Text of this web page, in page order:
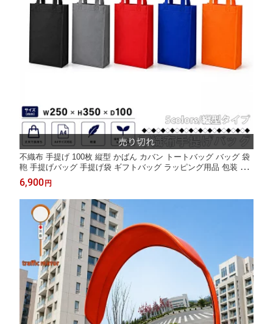
不織布 手提げ 100枚 縦型 かばん カバン トートバッグ バッグ 袋
鞄 手提げバッグ 手提げ袋 ギフトバッグ ラッピング用品 包装 展
示会 資料 学校説明 イベント 行事 ギフト袋 プレゼント袋 会社説
明 業務用 持ち帰り書類配布 贈り物 ギフト 菓子折り 区分100S N
P-129-H-100
6,900 円